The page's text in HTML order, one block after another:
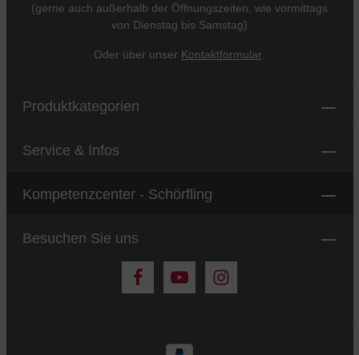
Besuchen Sie uns
Kompetenzcenter - Schörfling
(gerne auch außerhalb der Öffnungszeiten, wie vormittags
von Dienstag bis Samstag)
Oder über unser Kontaktformular
Produktkategorien
Service & Infos